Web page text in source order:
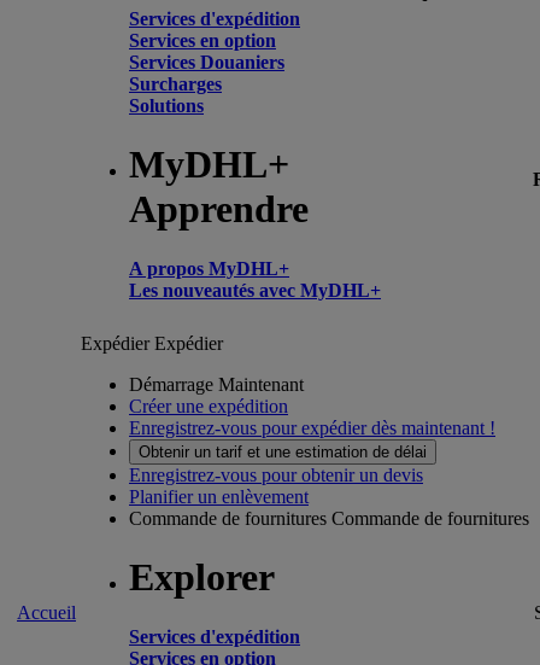
Services d'expédition
Services en option
Services Douaniers
Surcharges
Solutions
MyDHL+
Apprendre
A propos MyDHL+
Les nouveautés avec MyDHL+
Accueil
ExpédierExpédier
Démarrage Maintenant
Créer une expédition
Enregistrez-vous pour expédier dès maintenant !
Obtenir un tarif et une estimation de délai
Enregistrez-vous pour obtenir un devis
Planifier un enlèvement
Commande de fournitures Commande de fournitures
Explorer
Services d'expédition
Services en option